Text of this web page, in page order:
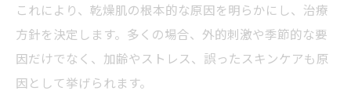
乾燥肌治療に役立つ美容皮膚科の新提案
美容皮膚科で実現する今どきの乾燥肌ケア
法
これにより、乾燥肌の根本的な原因を明らかにし、治療
方針を決定します。多くの場合、外的刺激や季節的な要
因だけでなく、加齢やストレス、誤ったスキンケアも原
因として挙げられます。